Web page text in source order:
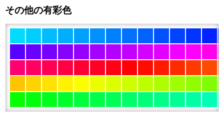
その他の有彩色